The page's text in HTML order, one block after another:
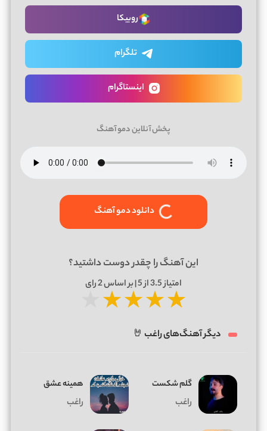
روبیکا
تلگرام
اینستاگرام
پخش آنلاین دمو آهنگ
دانلود دمو آهنگ
این آهنگ را چقدر دوست داشتید؟
امتیاز3.5از 5 | بر اساس 2رای
★★★★
دیگر آهنگ‌های راغب 🤘
گلم شکست
راغب
همینه عشق
راغب